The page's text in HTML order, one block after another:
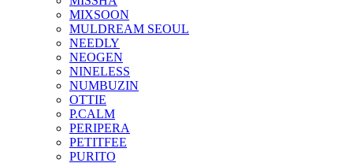
MIXSOON
MULDREAM SEOUL
NEEDLY
NEOGEN
NINELESS
NUMBUZIN
OTTIE
P.CALM
PERIPERA
PETITFEE
PURITO